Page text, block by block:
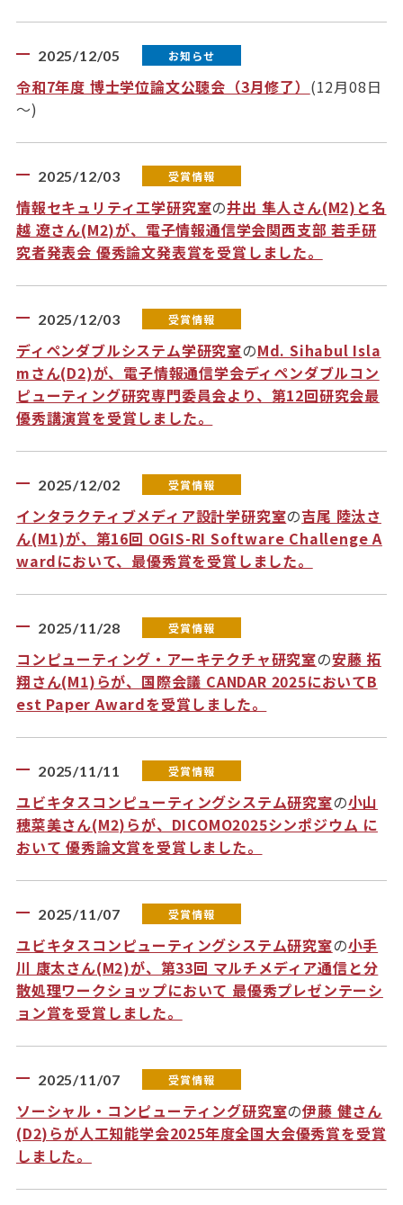
2025/12/05 お知らせ
令和7年度 博士学位論文公聴会（3月修了） (12月08日
～)
2025/12/03 受賞情報
情報セキュリティ工学研究室の井出 隼人さん(M2)と名
越 遼さん(M2)が、電子情報通信学会関西支部 若手研
究者発表会 優秀論文発表賞を受賞しました。
2025/12/03 受賞情報
ディペンダブルシステム学研究室のMd. Sihabul Isla
mさん(D2)が、電子情報通信学会ディペンダブルコン
ピューティング研究専門委員会より、第12回研究会最
優秀講演賞を受賞しました。
2025/12/02 受賞情報
インタラクティブメディア設計学研究室の吉尾 陸汰さ
ん(M1)が、第16回 OGIS-RI Software Challenge A
wardにおいて、最優秀賞を受賞しました。
2025/11/28 受賞情報
コンピューティング・アーキテクチャ研究室の安藤 拓
翔さん(M1)らが、国際会議 CANDAR 2025においてB
est Paper Awardを受賞しました。
2025/11/11 受賞情報
ユビキタスコンピューティングシステム研究室の小山
穂菜美さん(M2)らが、DICOMO2025シンポジウム に
おいて 優秀論文賞を受賞しました。
2025/11/07 受賞情報
ユビキタスコンピューティングシステム研究室の小手
川 康太さん(M2)が、第33回 マルチメディア通信と分
散処理ワークショップにおいて 最優秀プレゼンテーシ
ョン賞を受賞しました。
2025/11/07 受賞情報
ソーシャル・コンピューティング研究室の伊藤 健さん
(D2)らが人工知能学会2025年度全国大会優秀賞を受賞
しました。